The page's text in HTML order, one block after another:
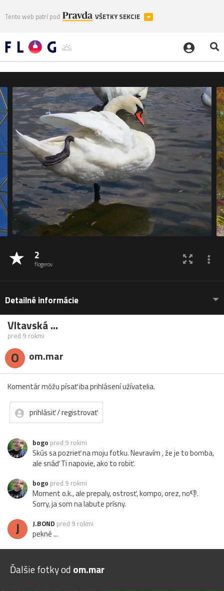
Tento web patrí pod VŠETKY SEKCIE
2
flogerov
Detailné informácie
Vltavská ...
pred 9 rokmi
O om.mar
Komentár môžu písať iba prihlásení užívatelia.
prihlásiť / registrovať
bogo pred 9 rokmi
Skús sa pozrieť na moju fotku. Nevravím , že je to bomba,
ale snáď Ti napovie, ako to robiť.
bogo pred 9 rokmi
Moment o.k., ale prepaly, ostrosť, kompo, orez, no👎.
Sorry, ja som na labute prísny.
J J.BOND pred 9 rokmi
pekné ...
Ďalšie fotky od om.mar